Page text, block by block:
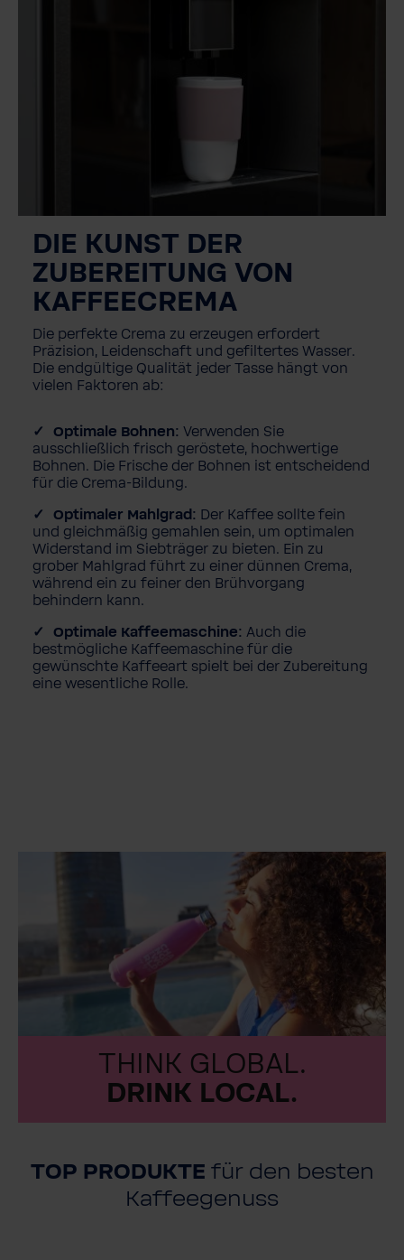
DIE KUNST DER
ZUBEREITUNG VON
KAFFEECREMA
Die perfekte Crema zu erzeugen erfordert
Präzision, Leidenschaft und gefiltertes Wasser.
Die endgültige Qualität jeder Tasse hängt von
vielen Faktoren ab:
Optimale Bohnen: Verwenden Sie
ausschließlich frisch geröstete, hochwertige
Bohnen. Die Frische der Bohnen ist entscheidend
für die Crema-Bildung.
Optimaler Mahlgrad: Der Kaffee sollte fein
und gleichmäßig gemahlen sein, um optimalen
Widerstand im Siebträger zu bieten. Ein zu
grober Mahlgrad führt zu einer dünnen Crema,
während ein zu feiner den Brühvorgang
behindern kann.
Optimale Kaffeemaschine: Auch die
bestmögliche Kaffeemaschine für die
gewünschte Kaffeeart spielt bei der Zubereitung
eine wesentliche Rolle.
THINK GLOBAL.
DRINK LOCAL.
TOP PRODUKTE für den besten
Kaffeegenuss